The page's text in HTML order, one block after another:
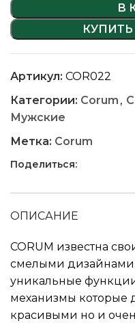
В
Артикул: COR022
Категории: Corum ,
Мужские
Метка: Corum
Поделиться:
ОПИСАНИЕ
CORUM известна
смелыми
уникальные
механизмы которые
красивыми но и